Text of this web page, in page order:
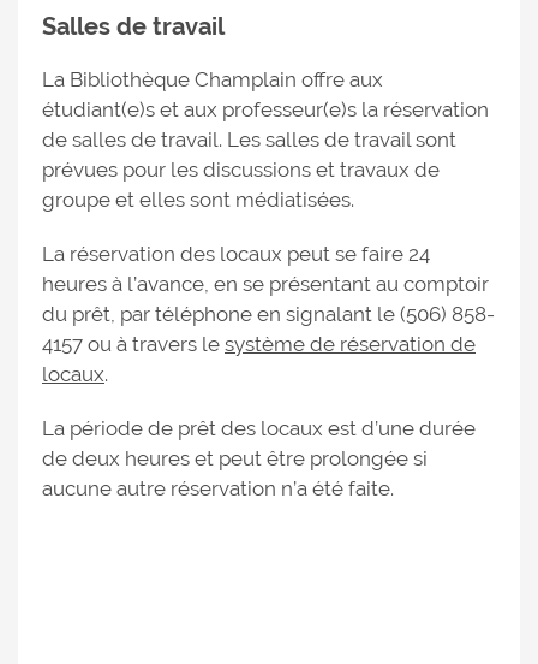
Salles de travail
La Bibliothèque Champlain offre aux
étudiant(e)s et aux professeur(e)s la réservation
de salles de travail. Les salles de travail sont
prévues pour les discussions et travaux de
groupe et elles sont médiatisées.
La réservation des locaux peut se faire 24
heures à l’avance, en se présentant au comptoir
du prêt, par téléphone en signalant le (506) 858-
4157 ou à travers le système de réservation de
locaux.
La période de prêt des locaux est d’une durée
de deux heures et peut être prolongée si
aucune autre réservation n’a été faite.